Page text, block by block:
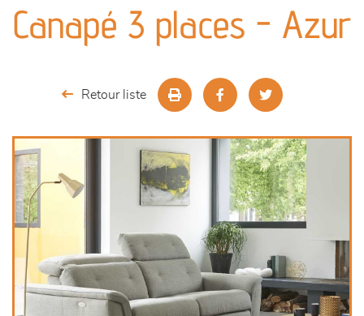
séjours
chambres et dressing
literie
cuisine & sur-mesure
décoration
Canapé 3 places - Azur
Retour liste